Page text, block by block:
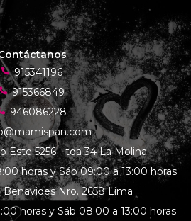
915341196
915366849
946086228
Este 5256 - tda 34 La Molina
horas y Sáb 09:00 a 13:00 horas
Benavides Nro. 2658 Lima
horas y Sáb 08:00 a 13:00 horas